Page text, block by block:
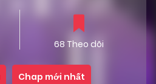
68 Theo dõi
Chap mới nhất